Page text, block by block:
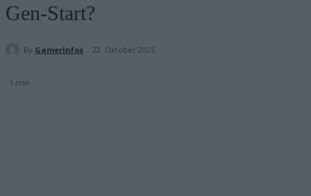
Gen-Start?
By GamerInfos 22. Oktober 2025
1 min.